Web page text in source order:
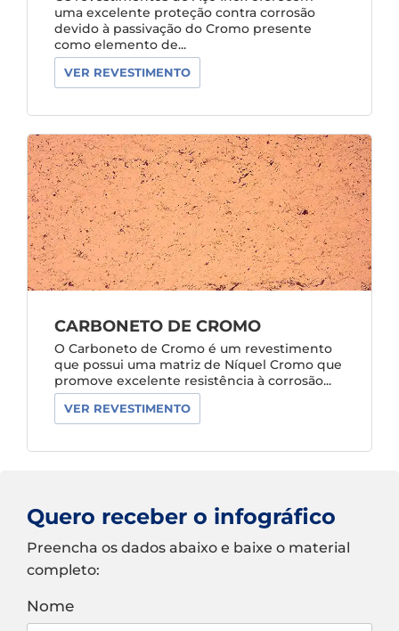
uma excelente proteção contra corrosão
devido à passivação do Cromo presente
como elemento de...
VER REVESTIMENTO
CARBONETO DE CROMO
O Carboneto de Cromo é um revestimento
que possui uma matriz de Níquel Cromo que
promove excelente resistência à corrosão...
VER REVESTIMENTO
Quero receber o infográfico
Preencha os dados abaixo e baixe o material
completo:
Nome